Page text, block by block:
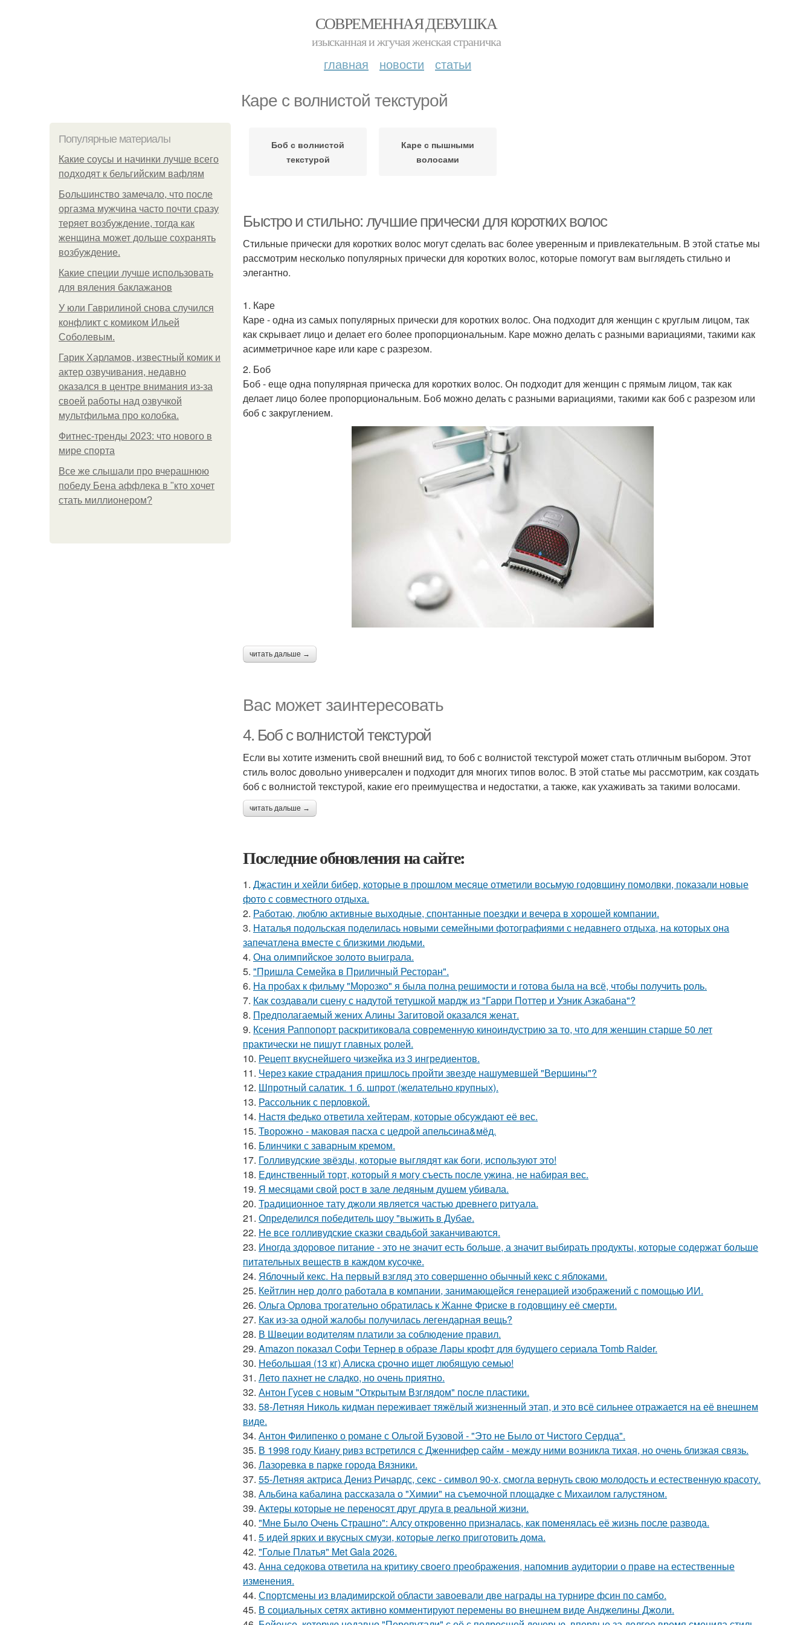
СОВРЕМЕННАЯ ДЕВУШКА
изысканная и жгучая женская страничка
главная новости статьи
Каре с волнистой текстурой
Популярные материалы
Какие соусы и начинки лучше всего
подходят к бельгийским вафлям
Большинство замечало, что после
оргазма мужчина часто почти сразу
теряет возбуждение, тогда как
женщина может дольше сохранять
возбуждение.
Какие специи лучше использовать
для вяления баклажанов
У юли Гаврилиной снова случился
конфликт с комиком Ильей
Соболевым.
Гарик Харламов, известный комик и
актер озвучивания, недавно
оказался в центре внимания из-за
своей работы над озвучкой
мультфильма про колобка.
Фитнес-тренды 2023: что нового в
мире спорта
Все же слышали про вчерашнюю
победу Бена аффлека в "кто хочет
стать миллионером?
Боб с волнистой
текстурой
Каре с пышными
волосами
Быстро и стильно: лучшие прически для коротких волос
Стильные прически для коротких волос могут сделать вас более уверенным и привлекательным. В этой статье мы
рассмотрим несколько популярных прически для коротких волос, которые помогут вам выглядеть стильно и
элегантно.
1. Каре
Каре - одна из самых популярных прически для коротких волос. Она подходит для женщин с круглым лицом, так
как скрывает лицо и делает его более пропорциональным. Каре можно делать с разными вариациями, такими как
асимметричное каре или каре с разрезом.
2. Боб
Боб - еще одна популярная прическа для коротких волос. Он подходит для женщин с прямым лицом, так как
делает лицо более пропорциональным. Боб можно делать с разными вариациями, такими как боб с разрезом или
боб с закруглением.
читать дальше →
Вас может заинтересовать
4. Боб с волнистой текстурой
Если вы хотите изменить свой внешний вид, то боб с волнистой текстурой может стать отличным выбором. Этот
стиль волос довольно универсален и подходит для многих типов волос. В этой статье мы рассмотрим, как создать
боб с волнистой текстурой, какие его преимущества и недостатки, а также, как ухаживать за такими волосами.
читать дальше →
Последние обновления на сайте:
1. Джастин и хейли бибер, которые в прошлом месяце отметили восьмую годовщину помолвки, показали новые
фото с совместного отдыха.
2. Работаю, люблю активные выходные, спонтанные поездки и вечера в хорошей компании.
3. Наталья подольская поделилась новыми семейными фотографиями с недавнего отдыха, на которых она
запечатлена вместе с близкими людьми.
4. Она олимпийское золото выиграла.
5. "Пришла Семейка в Приличный Ресторан".
6. На пробах к фильму "Морозко" я была полна решимости и готова была на всё, чтобы получить роль.
7. Как создавали сцену с надутой тетушкой мардж из "Гарри Поттер и Узник Азкабана"?
8. Предполагаемый жених Алины Загитовой оказался женат.
9. Ксения Раппопорт раскритиковала современную киноиндустрию за то, что для женщин старше 50 лет
практически не пишут главных ролей.
10. Рецепт вкуснейшего чизкейка из 3 ингредиентов.
11. Через какие страдания пришлось пройти звезде нашумевшей "Вершины"?
12. Шпротный салатик. 1 б. шпрот (желательно крупных).
13. Рассольник с перловкой.
14. Настя федько ответила хейтерам, которые обсуждают её вес.
15. Творожно - маковая пасха с цедрой апельсина&мёд.
16. Блинчики с заварным кремом.
17. Голливудские звёзды, которые выглядят как боги, используют это!
18. Единственный торт, который я могу съесть после ужина, не набирая вес.
19. Я месяцами свой рост в зале ледяным душем убивала.
20. Традиционное тату джоли является частью древнего ритуала.
21. Определился победитель шоу "выжить в Дубае.
22. Не все голливудские сказки свадьбой заканчиваются.
23. Иногда здоровое питание - это не значит есть больше, а значит выбирать продукты, которые содержат больше
питательных веществ в каждом кусочке.
24. Яблочный кекс. На первый взгляд это совершенно обычный кекс с яблоками.
25. Кейтлин нер долго работала в компании, занимающейся генерацией изображений с помощью ИИ.
26. Ольга Орлова трогательно обратилась к Жанне Фриске в годовщину её смерти.
27. Как из-за одной жалобы получилась легендарная вещь?
28. В Швеции водителям платили за соблюдение правил.
29. Amazon показал Софи Тернер в образе Лары крофт для будущего сериала Tomb Raider.
30. Небольшая (13 кг) Алиска срочно ищет любящую семью!
31. Лето пахнет не сладко, но очень приятно.
32. Антон Гусев с новым "Открытым Взглядом" после пластики.
33. 58-Летняя Николь кидман переживает тяжёлый жизненный этап, и это всё сильнее отражается на её внешнем
виде.
34. Антон Филипенко о романе с Ольгой Бузовой - "Это не Было от Чистого Сердца".
35. В 1998 году Киану ривз встретился с Дженнифер сайм - между ними возникла тихая, но очень близкая связь.
36. Лазоревка в парке города Вязники.
37. 55-Летняя актриса Дениз Ричардс, секс - символ 90-х, смогла вернуть свою молодость и естественную красоту.
38. Альбина кабалина рассказала о "Химии" на съемочной площадке с Михаилом галустяном.
39. Актеры которые не переносят друг друга в реальной жизни.
40. "Мне Было Очень Страшно": Алсу откровенно призналась, как поменялась её жизнь после развода.
41. 5 идей ярких и вкусных смузи, которые легко приготовить дома.
42. "Голые Платья" Met Gala 2026.
43. Анна седокова ответила на критику своего преображения, напомнив аудитории о праве на естественные
изменения.
44. Спортсмены из владимирской области завоевали две награды на турнире фсин по самбо.
45. В социальных сетях активно комментируют перемены во внешнем виде Анджелины Джоли.